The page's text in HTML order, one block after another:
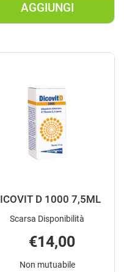
AGGIUNGI
AGGIUNGI
10ML AL
D 1000 7,5ML
Scarsa Disponibilità
€14,00
Non mutuabile